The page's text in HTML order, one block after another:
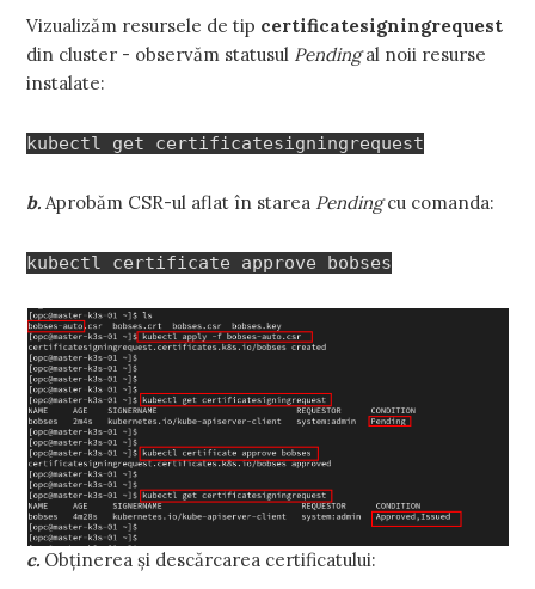
Vizualizăm resursele de tip certificatesigningrequest
din cluster - observăm statusul Pendingal noii resurse
instalate:
kubectl get certificatesigningrequest
b. Aprobăm CSR-ul aflat în starea Pendingcu comanda:
kubectl certificate approve bobses
c. Obținerea și descărcarea certificatului: